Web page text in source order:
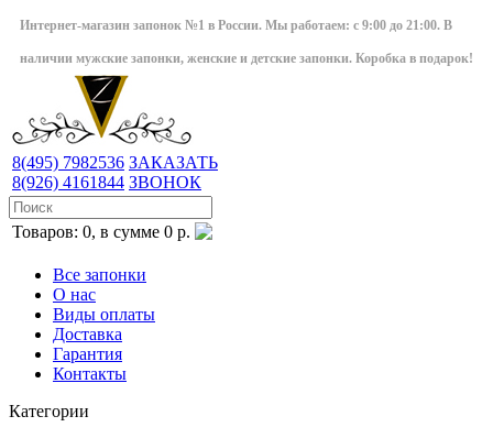
Интернет-магазин запонок №1 в России. Мы работаем: с 9:00 до 21:00. В
наличии мужские запонки, женские и детские запонки. Коробка в подарок!
8(495) 7982536
8(926) 4161844
ЗАКАЗАТЬ
ЗВОНОК
Товаров: 0, в сумме 0 р.
Все запонки
О нас
Виды оплаты
Доставка
Гарантия
Контакты
Категории